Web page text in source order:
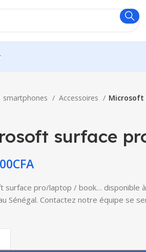
smartphones Accessoires
surface
CFA
surface pro/laptop / book… disponible
Sénégal. Contactez notre équipe se